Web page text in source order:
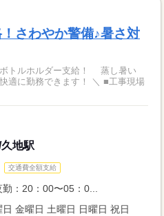
さわやか警備♪暑さ対
トルホルダー支給！ 蒸し暑い
務できます！ ＼ ■工事現場
地駅
交通費全額支給
：20：00〜05：0...
金曜日 土曜日 日曜日 祝日